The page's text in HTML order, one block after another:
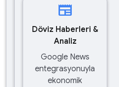
newspaper
Döviz Haberleri &
Analiz
Google News
entegrasyonuyla
ekonomik